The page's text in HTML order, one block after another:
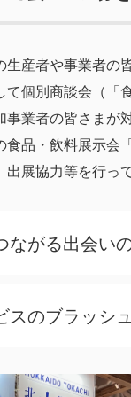
生産者や事業者の
て個別商談会（「
事業者の皆さまが
食品・飲料展示
出展協力等を行っ
ながる出会い
スのブラッシ